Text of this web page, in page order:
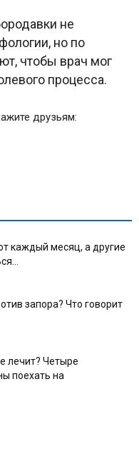
не
но по
чтобы врач мог
процесса.
друзьям:
каждый месяц, а другие
запора? Что говорит
лечит? Четыре
поехать на